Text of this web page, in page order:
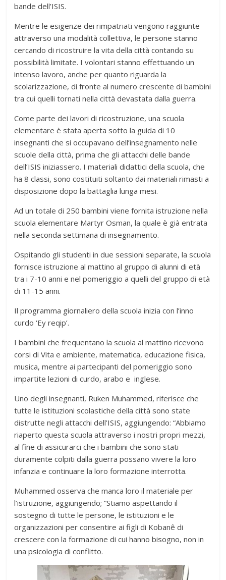
bande dell’ISIS.
Mentre le esigenze dei rimpatriati vengono raggiunte
attraverso una modalità collettiva, le persone stanno
cercando di ricostruire la vita della città contando su
possibilità limitate. I volontari stanno effettuando un
intenso lavoro, anche per quanto riguarda la
scolarizzazione, di fronte al numero crescente di bambini
tra cui quelli tornati nella città devastata dalla guerra.
Come parte dei lavori di ricostruzione, una scuola
elementare è stata aperta sotto la guida di 10
insegnanti che si occupavano dell’insegnamento nelle
scuole della città, prima che gli attacchi delle bande
dell’ISIS iniziassero. I materiali didattici della scuola, che
ha 8 classi, sono costituiti soltanto dai materiali rimasti a
disposizione dopo la battaglia lunga mesi.
Ad un totale di 250 bambini viene fornita istruzione nella
scuola elementare Martyr Osman, la quale è già entrata
nella seconda settimana di insegnamento.
Ospitando gli studenti in due sessioni separate, la scuola
fornisce istruzione al mattino al gruppo di alunni di età
tra i 7-10 anni e nel pomeriggio a quelli del gruppo di età
di 11-15 anni.
Il programma giornaliero della scuola inizia con l’inno
curdo ‘Ey reqip’.
I bambini che frequentano la scuola al mattino ricevono
corsi di Vita e ambiente, matematica, educazione fisica,
musica, mentre ai partecipanti del pomeriggio sono
impartite lezioni di curdo, arabo e inglese.
Uno degli insegnanti, Ruken Muhammed, riferisce che
tutte le istituzioni scolastiche della città sono state
distrutte negli attacchi dell’ISIS, aggiungendo: “Abbiamo
riaperto questa scuola attraverso i nostri propri mezzi,
al fine di assicurarci che i bambini che sono stati
duramente colpiti dalla guerra possano vivere la loro
infanzia e continuare la loro formazione interrotta.
Muhammed osserva che manca loro il materiale per
l’istruzione, aggiungendo; “Stiamo aspettando il
sostegno di tutte le persone, le istituzioni e le
organizzazioni per consentire ai figli di Kobanê di
crescere con la formazione di cui hanno bisogno, non in
una psicologia di conflitto.